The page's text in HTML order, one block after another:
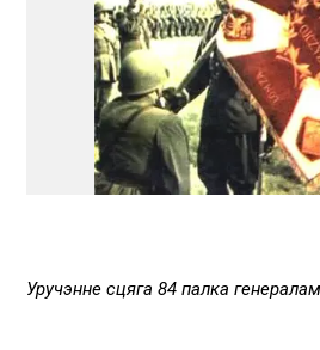
Уручэнне сцяга 84 палка